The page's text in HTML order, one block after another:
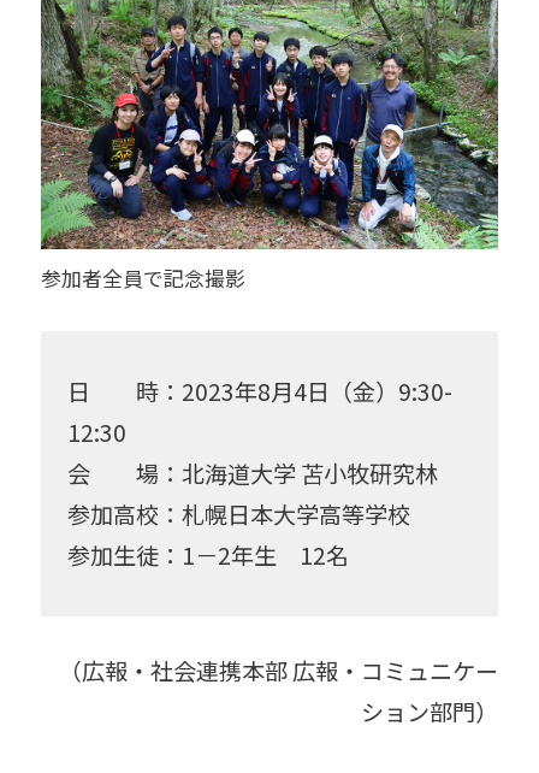
参加者全員で記念撮影
日 時：2023年8月4日（金）9:30-
12:30
会 場：北海道大学 苫小牧研究林
参加高校：札幌日本大学高等学校
参加生徒：1－2年生 12名
（広報・社会連携本部 広報・コミュニケー
ション部門）